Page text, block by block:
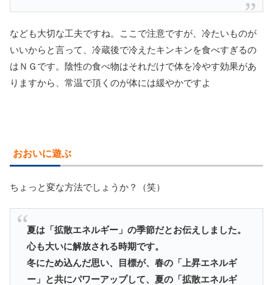
なども大切な工夫ですね。ここで注意ですが、冷たいものが
いいからと言って、冷蔵後で冷えたキンキンを食べすぎるの
はＮＧです。陰性の食べ物はそれだけで体を冷やす効果があ
りますから、常温で頂くのが体には緩やかですよ
おおいに遊ぶ
ちょっと変な方法でしょうか？（笑）
夏は「拡散エネルギー」の季節だとお伝えしました。
心も大いに解放される時期です。
冬にため込んだ思い、目標が、春の「上昇エネルギ
ー」と共にパワーアップして、 夏の「拡散エネルギ